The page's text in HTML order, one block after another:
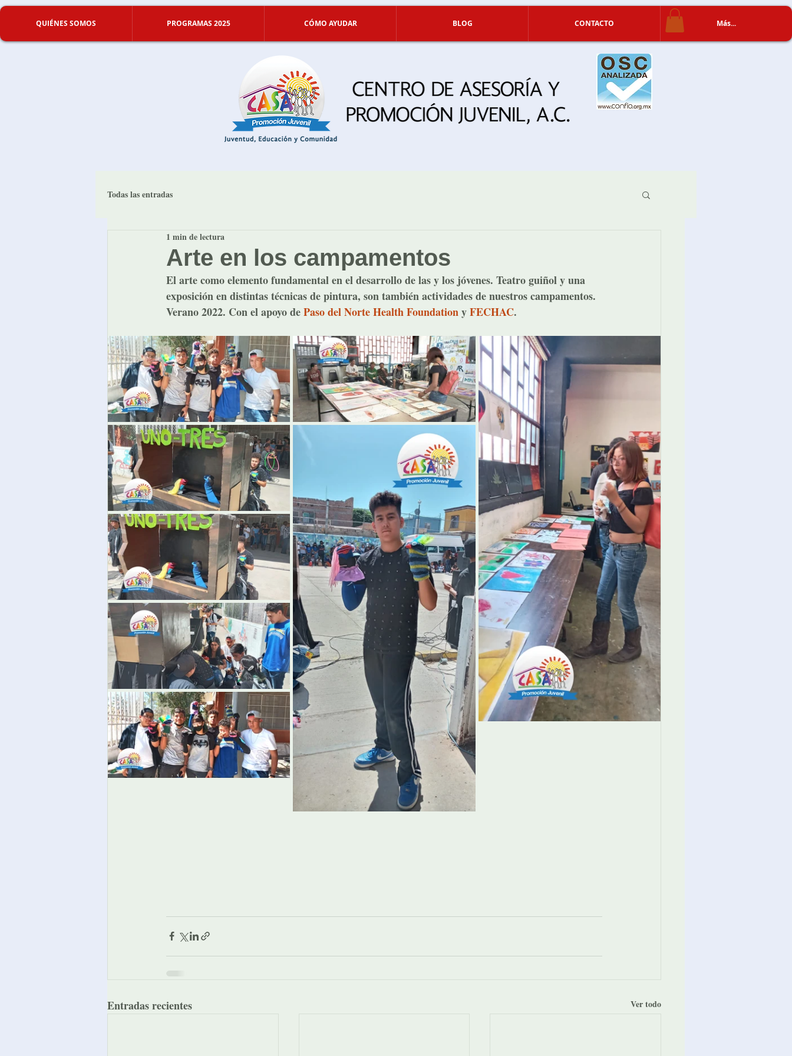
QUIÉNES SOMOS PROGRAMAS 2025 CÓMO AYUDAR BLOG CONTACTO Más...
Todas las entradas
Arte en los campamentos
1 min de lectura
El arte como elemento fundamental en el desarrollo de las y los jóvenes. Teatro guiñol y una
exposición en distintas técnicas de pintura, son también actividades de nuestros campamentos.
Verano 2022. Con el apoyo de Paso del Norte Health Foundation y FECHAC.
Entradas recientes Ver todo